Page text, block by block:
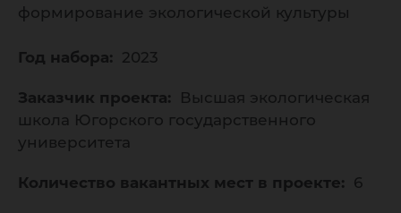
формирование экологической культуры
Год набора: 2023
Заказчик проекта:
Высшая экологическая
школа Югорского государственного
университета
Количество вакантных мест в проекте: 6